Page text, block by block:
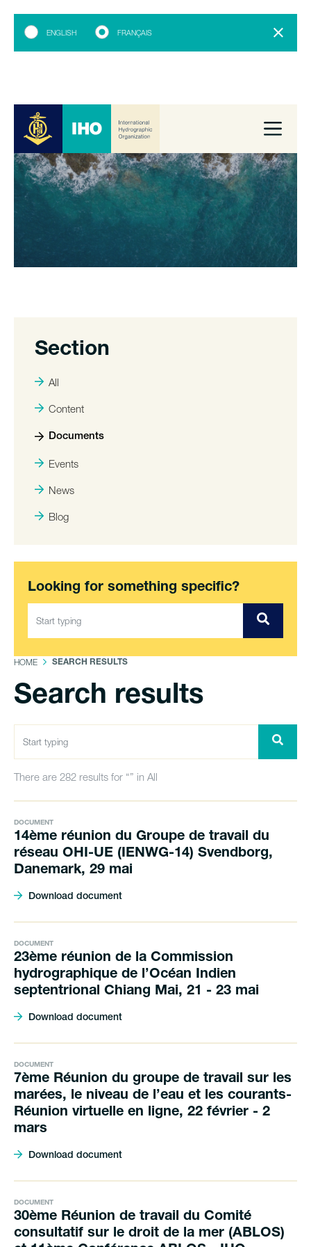
ENGLISH FRANÇAIS
Section
All
Content
Documents
Events
News
Blog
Looking for something specific?
HOME SEARCH RESULTS
Search results
There are 282 results for “” in All
DOCUMENT
14ème réunion du Groupe de travail du
réseau OHI-UE (IENWG-14) Svendborg,
Danemark, 29 mai
Download document
DOCUMENT
23ème réunion de la Commission
hydrographique de l’Océan Indien
septentrional Chiang Mai, 21 - 23 mai
Download document
DOCUMENT
7ème Réunion du groupe de travail sur les
marées, le niveau de l’eau et les courants-
Réunion virtuelle en ligne, 22 février - 2
mars
Download document
DOCUMENT
30ème Réunion de travail du Comité
consultatif sur le droit de la mer (ABLOS)